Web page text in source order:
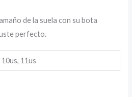
de la suela con su bota
perfecto.
10us, 11us